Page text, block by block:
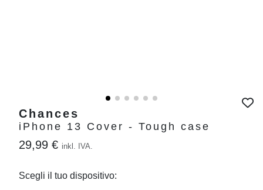
Chances
iPhone 13 Cover - Tough case
29,99 € inkl. IVA.
Scegli il tuo dispositivo: